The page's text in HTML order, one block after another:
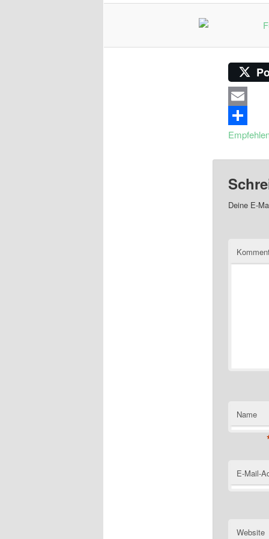
Email
Deine E-
Name
E-Mail-
Website